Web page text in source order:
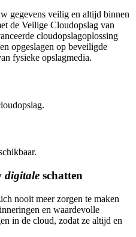
gegevens veilig en altijd binnen
de Veilige Cloudopslag van
cloudopslagoplossing
opgeslagen op beveiligde
fysieke opslagmedia.
digitale schatten
nooit meer zorgen te maken
en waardevolle
in de cloud, zodat ze altijd en